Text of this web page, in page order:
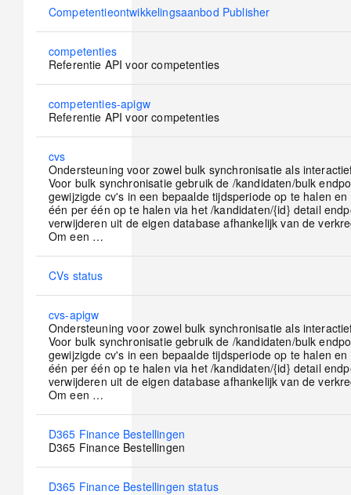
No
Competentieontwikkelingsaanbod Publisher
No
new
competenties
Referentie API voor competenties
No
new
competenties-apigw
Referentie API voor competenties
No
new
posts
cvs
Ondersteuning voor zowel bulk synchronisatie als
Voor bulk synchronisatie gebruik de /kandidaten/bulk
gewijzigde cv's in een bepaalde tijdsperiode op te halen
één per één op te halen via het /kandidaten/{id} detail
verwijderen uit de eigen database afhankelijk van de
Om een …
No
CVs status
No
new
posts
cvs-apigw
Ondersteuning voor zowel bulk synchronisatie als
Voor bulk synchronisatie gebruik de /kandidaten/bulk
gewijzigde cv's in een bepaalde tijdsperiode op te halen
één per één op te halen via het /kandidaten/{id} detail
verwijderen uit de eigen database afhankelijk van de
Om een …
No
new
D365 Finance Bestellingen
D365 Finance Bestellingen
No
D365 Finance Bestellingen status